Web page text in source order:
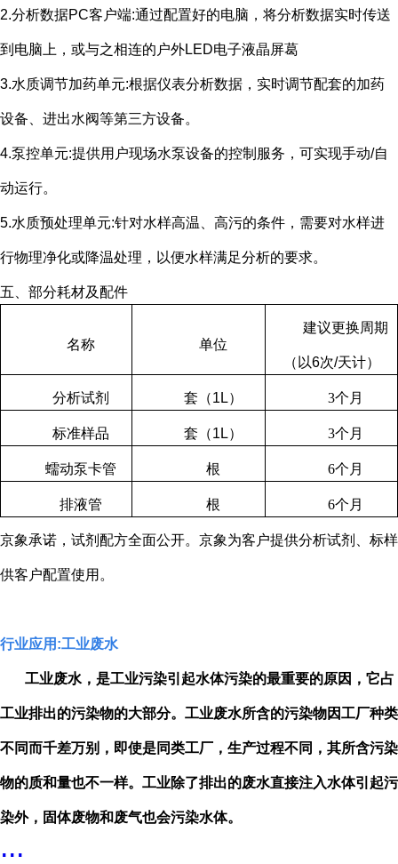
2.分析数据PC客户端:通过配置好的电脑，将分析数据实时传送
到电脑上，或与之相连的户外LED电子液晶屏葛
3.水质调节加药单元:根据仪表分析数据，实时调节配套的加药
设备、进出水阀等第三方设备。
4.泵控单元:提供用户现场水泵设备的控制服务，可实现手动/自
动运行。
5.水质预处理单元:针对水样高温、高污的条件，需要对水样进
行物理净化或降温处理，以便水样满足分析的要求。
五、部分耗材及配件
名称 单位
建议更换周期
（以6次/天计）
分析试剂 套（1L） 3个月
标准样品 套（1L） 3个月
蠕动泵卡管 根 6个月
排液管 根 6个月
京象承诺，试剂配方全面公开。京象为客户提供分析试剂、标样
供客户配置使用。
行业应用 :工业废水
工业废水，是工业污染引起水体污染的最重要的原因，它占
工业排出的污染物的大部分。工业废水所含的污染物因工厂种类
不同而千差万别，即使是同类工厂，生产过程不同，其所含污染
物的质和量也不一样。工业除了排出的废水直接注入水体引起污
染外，固体废物和废气也会污染水体。
...